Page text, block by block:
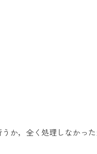
か，全く処理しなかっ